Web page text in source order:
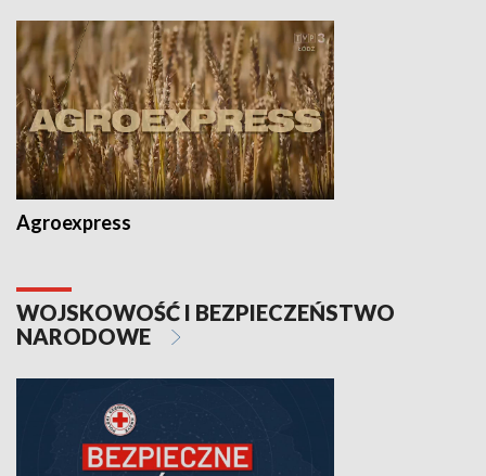
Agroexpress
WOJSKOWOŚĆ I BEZPIECZEŃSTWO
NARODOWE